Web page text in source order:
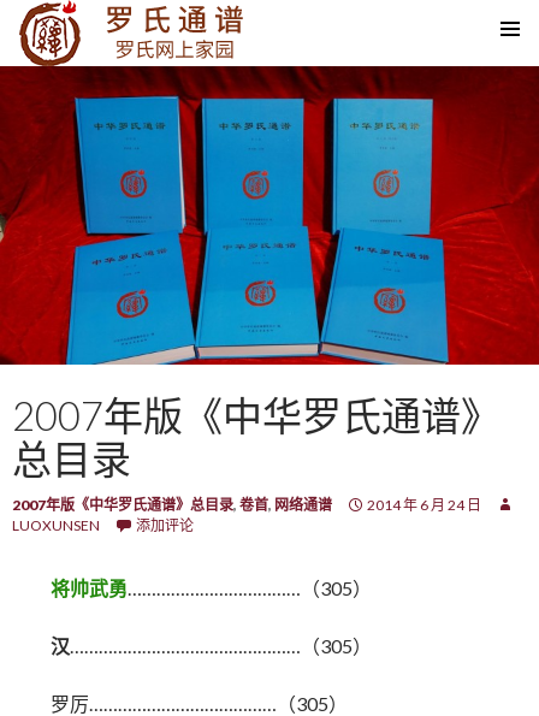
SKIP TO CONTENT
2007年版《中华罗氏通谱》
总目录
2007年版《中华罗氏通谱》总目录, 卷首, 网络通谱
2014 年 6 月 24 日
LUOXUNSEN
添加评论
将帅武勇………………………………（305）
汉…………………………………………（305）
罗厉…………………………………（305）